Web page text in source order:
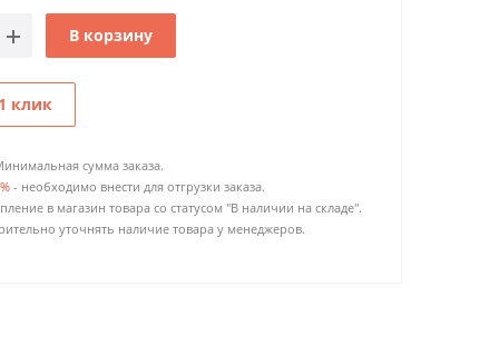
В корзину
клик
сумма заказа.
- необходимо внести для отгрузки заказа.
в магазин товара со статусом "В наличии на складе".
уточнять наличие товара у менеджеров.